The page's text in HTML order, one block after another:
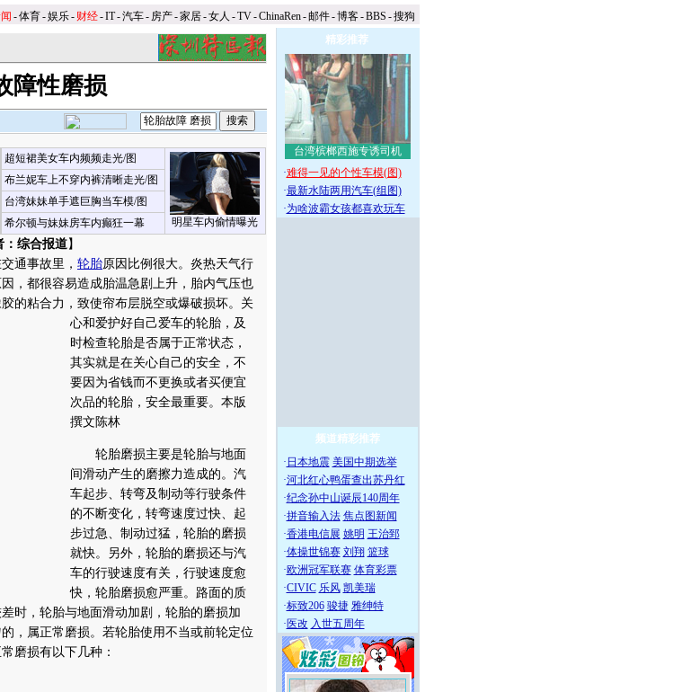
-体育-娱乐- 财经-IT-汽车- 房产-家居-女人 -TV-ChinaRen-邮件-博客-BBS -搜狗
障性磨损
超短裙美女车内频频走光/图
明星车内偷情曝光
布兰妮车上不穿内裤清晰走光/图
台湾妹妹单手遮巨胸当车模/图
希尔顿与妹妹房车内癫狂一幕
：综合报道】
通事故里， 轮胎原因比例很大。炎热天气行
，都很容易造成胎温急剧上升，胎内气压也
的粘合力，致使帘布层脱空或爆破损坏。 关
心和爱护好自己爱车的轮胎，及
时检查轮胎是否属于正常状态，
其实就是在关心自己的安全，不
要因为省钱而不更换或者买便宜
次品的轮胎，安全最重要。本版
撰文陈林
轮胎磨损主要是轮胎与地面
间滑动产生的磨擦力造成的。汽
车起步、转弯及制动等行驶条件
的不断变化，转弯速度过快、起
步过急、制动过猛，轮胎的磨损
就快。另外，轮胎的磨损还与汽
车的行驶速度有关，行驶速度愈
快，轮胎磨损愈严重。路面的质
时，轮胎与地面滑动加剧，轮胎的磨损加
，属正常磨损。若轮胎使用不当或前轮定位
磨损有以下几种：
精彩推荐
台湾槟榔西施专诱司机
·难得一见的个性车模(图)
·最新水陆两用汽车(组图)
·为啥波霸女孩都喜欢玩车
频道精彩推荐
· 日本地震 美国中期选举
·河北红心鸭蛋查出苏丹红
·纪念孙中山诞辰140周年
·拼音输入法 焦点图新闻
·香港电信展 姚明 王治郅
·体操世锦赛 刘翔 篮球
·欧洲冠军联赛 体育彩票
·CIVIC 乐风 凯美瑞
·标致206 骏捷 雅绅特
· 医改 入世五周年